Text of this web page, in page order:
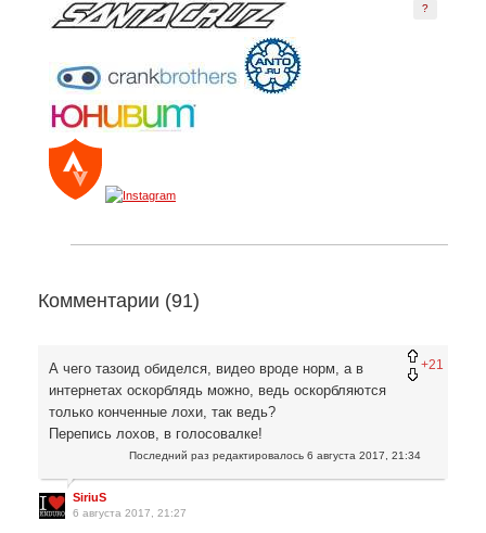
?
Комментарии (91)
+21
А чего тазоид обиделся, видео вроде норм, а в
интернетах оскорблядь можно, ведь оскорбляются
только конченные лохи, так ведь?
Перепись лохов, в голосовалке!
Последний раз редактировалось 6 августа 2017, 21:34
SiriuS
6 августа 2017, 21:27